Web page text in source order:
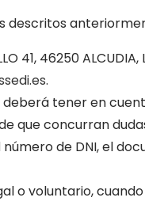
41, 46250
.
tener en
que concurran
de DNI, el
o voluntario,